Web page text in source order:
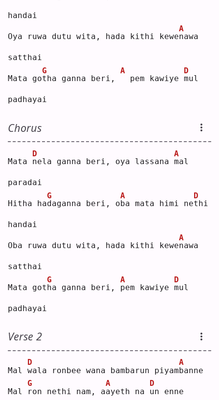
handai
Oya ruwa dutu wita, hada kithi kewen
A
awa
satthai
Mata got
G
ha ganna beri,
A
pem kawiye m
D
ul
padhayai
Chorus
Mata n
D
ela ganna beri, oya lassana m
A
al
paradai
Hitha had
G
aganna beri, ob
A
a mata himi net
D
hi
handai
Oba ruwa dutu wita, hada kithi kewen
A
awa
satthai
Mata goth
G
a ganna beri, p
A
em kawiye m
D
ul
padhayai
Verse 2
Mal w
D
ala ronbee wana bambarun piyamb
A
anne
Mal r
G
on nethi nam, aa
A
yeth na u
D
n enne